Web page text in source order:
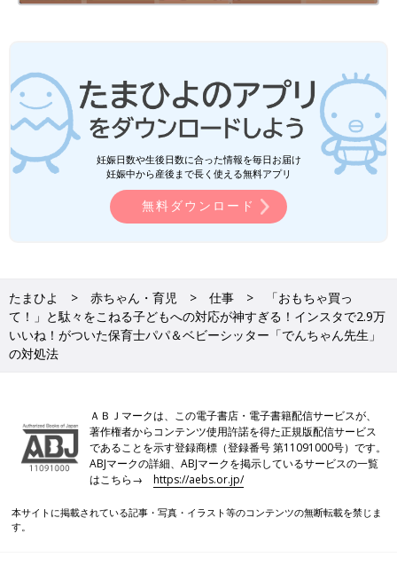
妊娠日数や生後日数に合った情報を毎日お届け
妊娠中から産後まで長く使える無料アプリ
無料ダウンロード
たまひよ 赤ちゃん・育児 仕事
「おもちゃ買っ
て！」と駄々をこねる子どもへの対応が神すぎる！インスタで2.9万
いいね！がついた保育士パパ＆ベビーシッター「でんちゃん先生」
の対処法
ＡＢＪマークは、この電子書店・電子書籍配信サービスが、
著作権者からコンテンツ使用許諾を得た正規版配信サービス
であることを示す登録商標（登録番号 第11091000号）です。
ABJマークの詳細、ABJマークを掲示しているサービスの一覧
はこちら→https://aebs.or.jp/
本サイトに掲載されている記事・写真・イラスト等のコンテンツの無断転載を禁じま
す。